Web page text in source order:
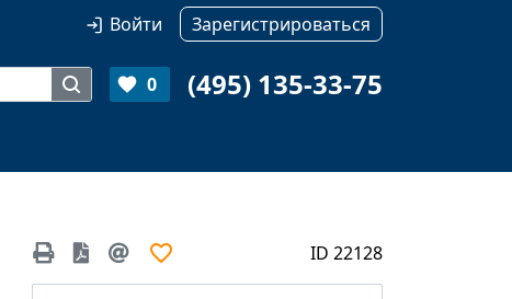
Войти Зарегистрироваться
0 (495) 135-33-75
ID 22128